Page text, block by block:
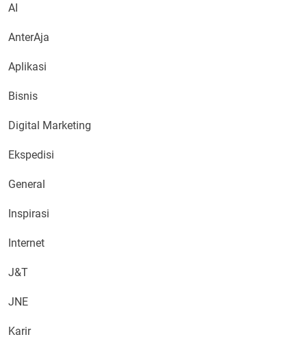
AI
AnterAja
Aplikasi
Bisnis
Digital Marketing
Ekspedisi
General
Inspirasi
Internet
J&T
JNE
Karir